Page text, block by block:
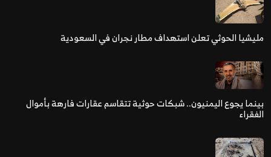
مليشيا الحوثي تعلن استهداف مطار نجران في السعودية
بينما يجوع اليمنيون.. شبكات حوثية تتقاسم عقارات فارهة بأموال
الفقراء